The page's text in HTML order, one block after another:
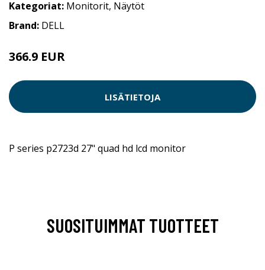
Kategoriat: Monitorit, Näytöt
Brand: DELL
366.9 EUR
LISÄTIETOJA
P series p2723d 27" quad hd lcd monitor
SUOSITUIMMAT TUOTTEET